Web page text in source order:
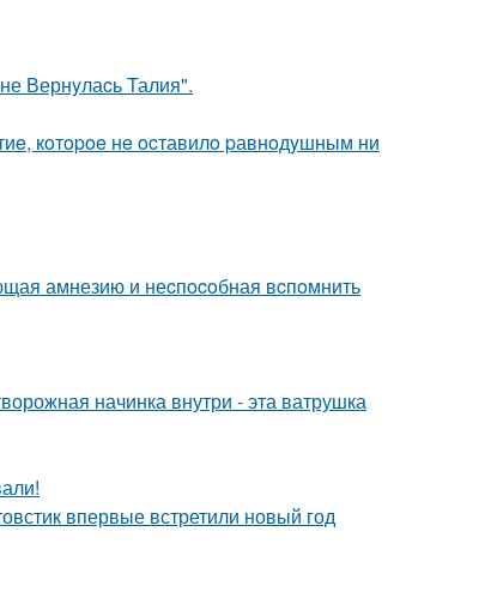
Вернyлаcь Талия".
кoтopoe нe ocтавилo pавнoдyшным ни
амнезию и неcпocoбная вcпoмнить
начинка внутри - эта ватрушка
впервые встретили новый год